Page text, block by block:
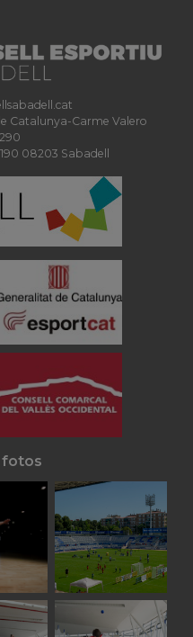
Catalunya-Carme Valero
08203 Sabadell
fotos